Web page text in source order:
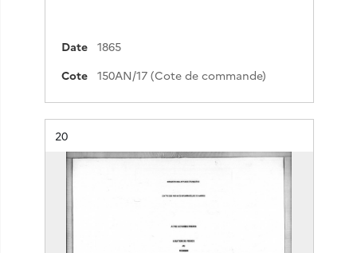
Date
1865
Cote
150AN/17 (Cote de commande)
Résultat n°
20